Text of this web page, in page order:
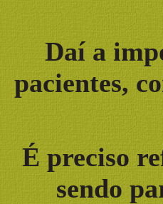
Daí a
pacientes,
É preciso
sendo